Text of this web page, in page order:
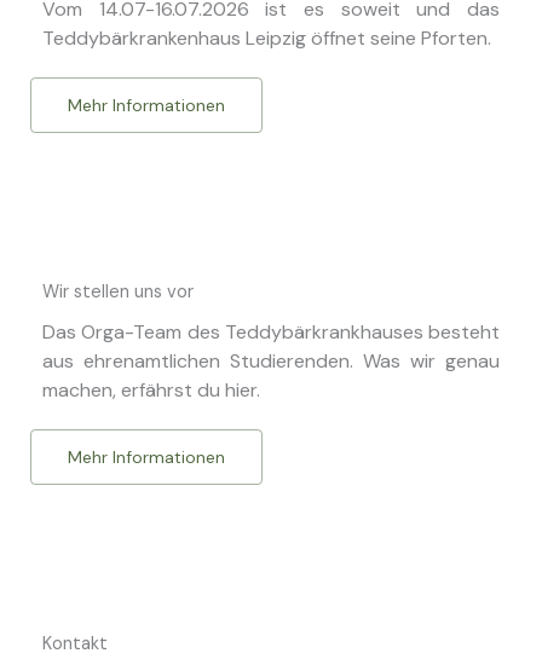
Vom 14.07-16.07.2026 ist es soweit und das
Teddybärkrankenhaus Leipzig öffnet seine Pforten.
Mehr Informationen
Wir stellen uns vor
Das Orga-Team des Teddybärkrankhauses besteht
aus ehrenamtlichen Studierenden. Was wir genau
machen, erfährst du hier.
Mehr Informationen
Kontakt